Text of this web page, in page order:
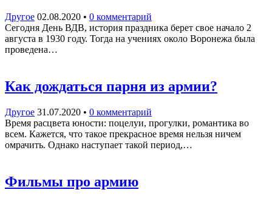
Другое 02.08.2020 • 0 комментарий
Сегодня День ВДВ, история праздника берет свое начало 2
августа в 1930 году. Тогда на учениях около Воронежа была
проведена…
Как дождаться парня из армии?
Другое 31.07.2020 • 0 комментарий
Время расцвета юности: поцелуи, прогулки, романтика во
всем. Кажется, что такое прекрасное время нельзя ничем
омрачить. Однако наступает такой период,…
Фильмы про армию